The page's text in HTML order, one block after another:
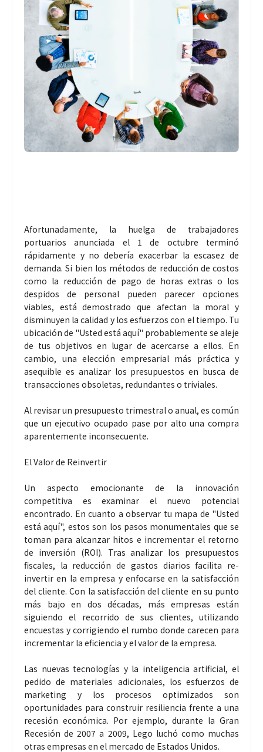
Afortunadamente, la huelga de trabajadores
portuarios anunciada el 1 de octubre terminó
rápidamente y no debería exacerbar la escasez de
demanda. Si bien los métodos de reducción de costos
como la reducción de pago de horas extras o los
despidos de personal pueden parecer opciones
viables, está demostrado que afectan la moral y
disminuyen la calidad y los esfuerzos con el tiempo. Tu
ubicación de "Usted está aquí" probablemente se aleje
de tus objetivos en lugar de acercarse a ellos. En
cambio, una elección empresarial más práctica y
asequible es analizar los presupuestos en busca de
transacciones obsoletas, redundantes o triviales.
Al revisar un presupuesto trimestral o anual, es común
que un ejecutivo ocupado pase por alto una compra
aparentemente inconsecuente.
El Valor de Reinvertir
Un aspecto emocionante de la innovación
competitiva es examinar el nuevo potencial
encontrado. En cuanto a observar tu mapa de "Usted
está aquí", estos son los pasos monumentales que se
toman para alcanzar hitos e incrementar el retorno
de inversión (ROI). Tras analizar los presupuestos
fiscales, la reducción de gastos diarios facilita re-
invertir en la empresa y enfocarse en la satisfacción
del cliente. Con la satisfacción del cliente en su punto
más bajo en dos décadas, más empresas están
siguiendo el recorrido de sus clientes, utilizando
encuestas y corrigiendo el rumbo donde carecen para
incrementar la eficiencia y el valor de la empresa.
Las nuevas tecnologías y la inteligencia artificial, el
pedido de materiales adicionales, los esfuerzos de
marketing y los procesos optimizados son
oportunidades para construir resiliencia frente a una
recesión económica. Por ejemplo, durante la Gran
Recesión de 2007 a 2009, Lego luchó como muchas
otras empresas en el mercado de Estados Unidos.